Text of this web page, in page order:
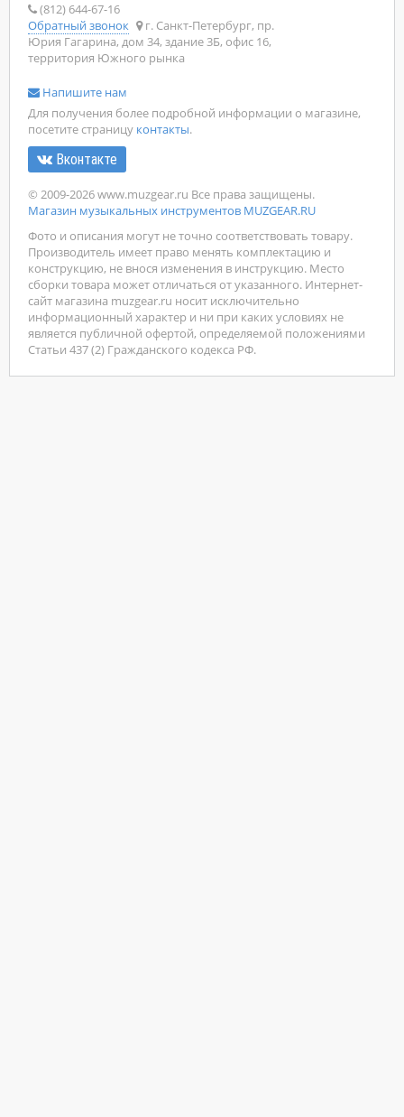
(812) 644-67-16
Обратный звонок
г. Санкт-Петербург, пр.
Юрия Гагарина, дом 34, здание 3Б, офис 16,
территория Южного рынка
Напишите нам
Для получения более подробной информации о магазине,
посетите страницу контакты.
Вконтакте
© 2009-2026 www.muzgear.ru Все права защищены.
Магазин музыкальных инструментов MUZGEAR.RU
Фото и описания могут не точно соответствовать товару.
Производитель имеет право менять комплектацию и
конструкцию, не внося изменения в инструкцию. Место
сборки товара может отличаться от указанного. Интернет-
сайт магазина muzgear.ru носит исключительно
информационный характер и ни при каких условиях не
является публичной офертой, определяемой положениями
Статьи 437 (2) Гражданского кодекса РФ.